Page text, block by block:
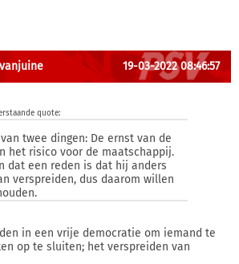
19-03-2022 08:46:57
quote:
twee dingen: De ernst van de
het risico voor de maatschappij.
dat een reden is dat hij anders
verspreiden, dus daarom willen
in een vrije democratie om iemand te
op te sluiten; het verspreiden van